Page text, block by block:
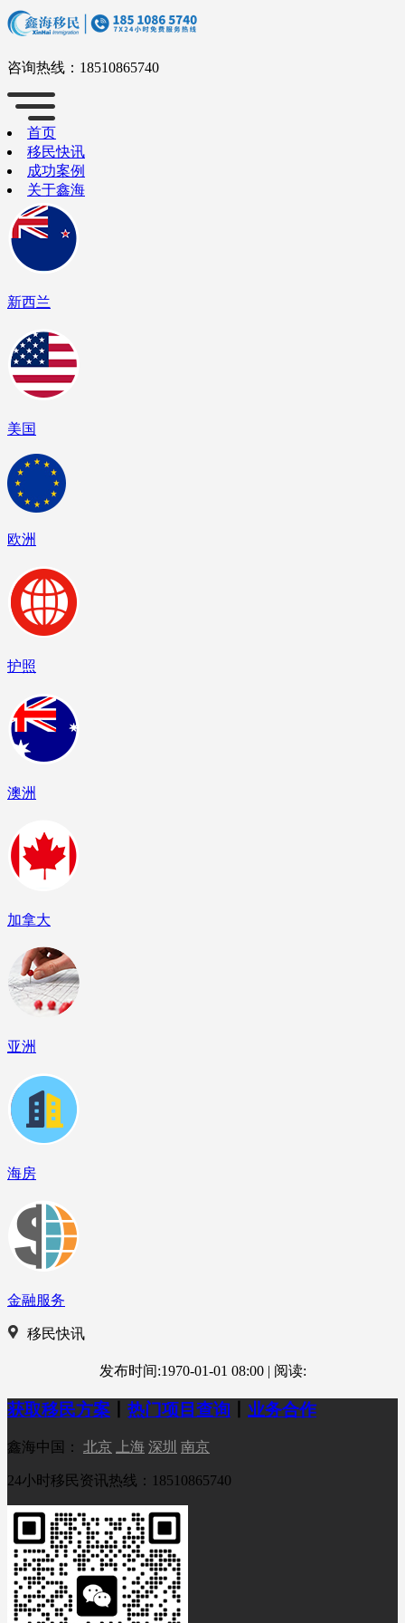
咨询热线： 18510865740
首页
移民快讯
成功案例
关于鑫海
新西兰
美国
欧洲
护照
澳洲
加拿大
亚洲
海房
金融服务
移民快讯
发布时间:1970-01-01 08:00 | 阅读:
获取移民方案 热门项目查询 业务合作
鑫海中国： 北京 上海 深圳 南京
24小时移民资讯热线：18510865740